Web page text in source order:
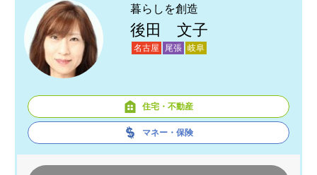
暮らしを創造
後田 文子
名古屋 尾張 岐阜
住宅・不動産
マネー・保険